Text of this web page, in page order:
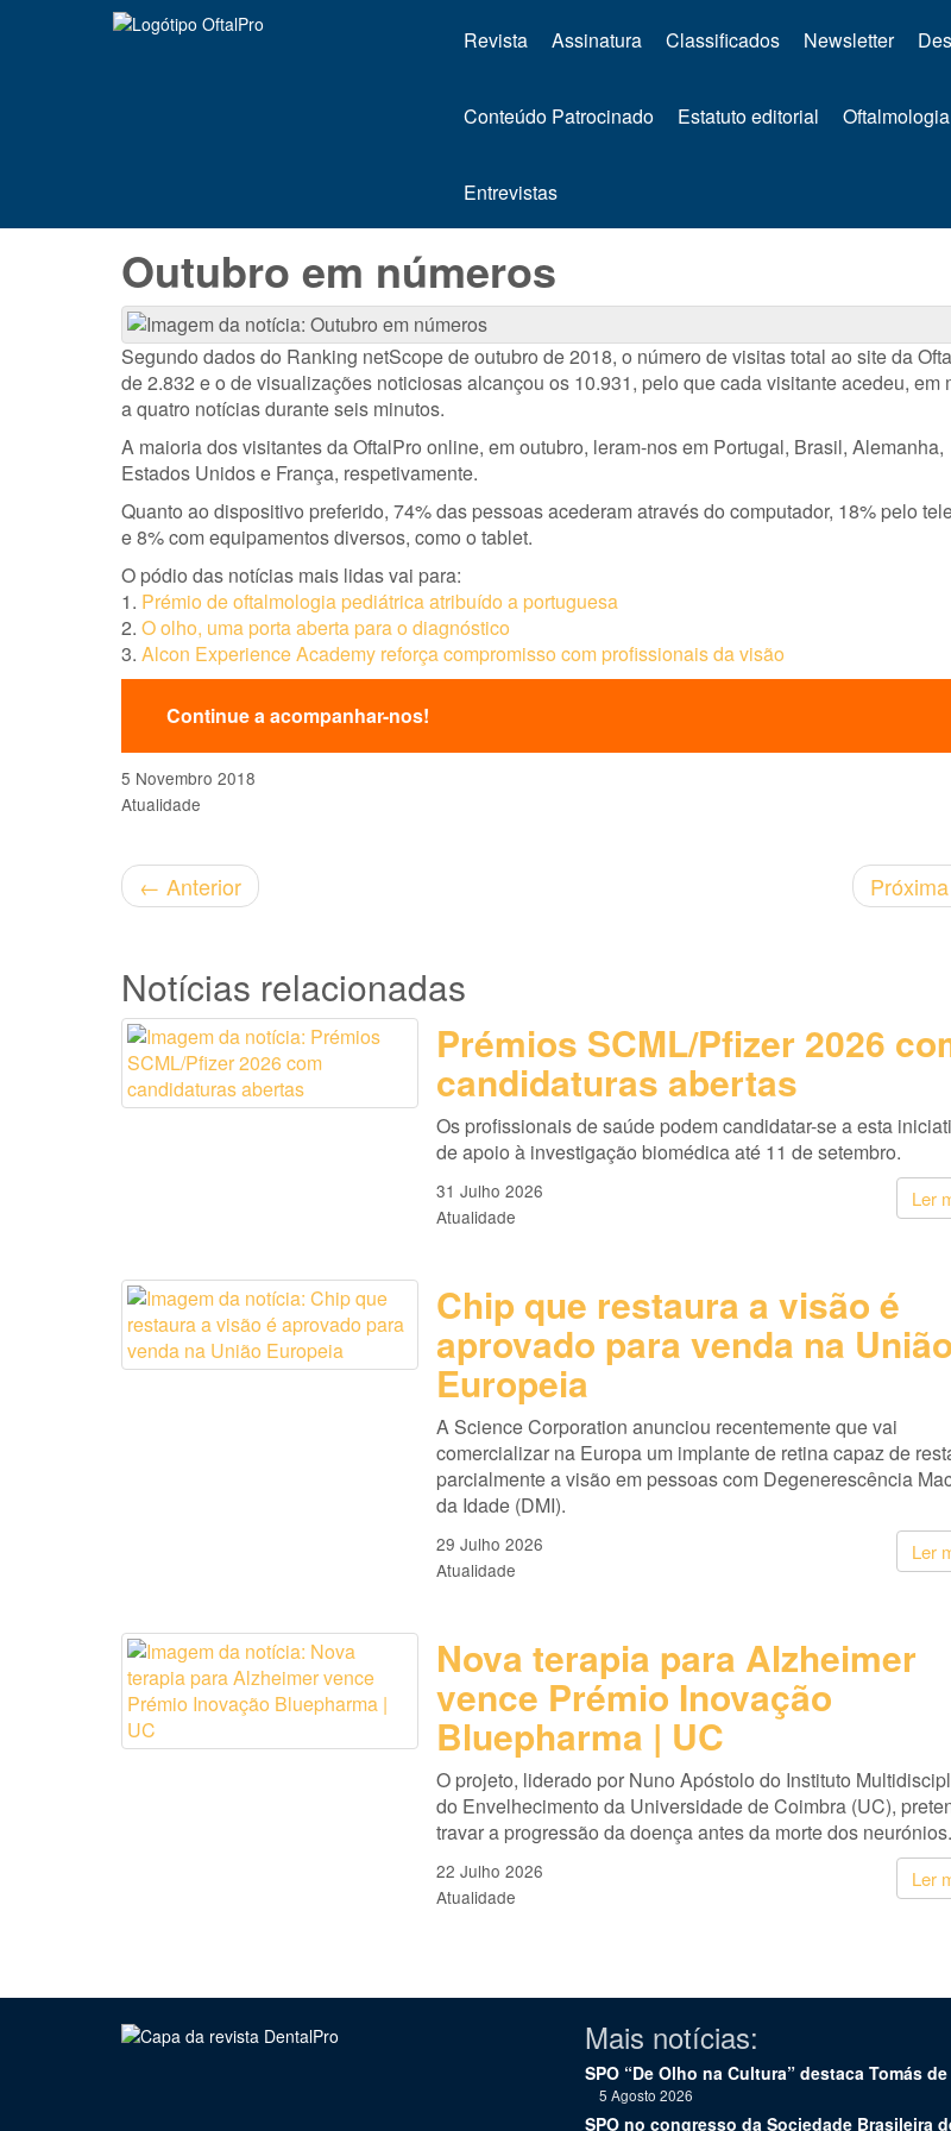
Revista Assinatura Classificados Newsletter
Conteúdo Patrocinado Estatuto editorial Oftalmologia
Entrevistas
Outubro em números
Segundo dados do Ranking netScope de outubro de 2018, o número de visitas total ao site da
de 2.832 e o de visualizações noticiosas alcançou os 10.931, pelo que cada visitante acedeu, em
a quatro notícias durante seis minutos.
A maioria dos visitantes da OftalPro online, em outubro, leram-nos em Portugal, Brasil, Alemanha,
Estados Unidos e França, respetivamente.
Quanto ao dispositivo preferido, 74% das pessoas acederam através do computador, 18% pelo
e 8% com equipamentos diversos, como o tablet.
O pódio das notícias mais lidas vai para:
1. Prémio de oftalmologia pediátrica atribuído a portuguesa
2. O olho, uma porta aberta para o diagnóstico
3. Alcon Experience Academy reforça compromisso com profissionais da visão
Continue a acompanhar-nos!
5 Novembro 2018
Atualidade
← Anterior Próxima
Notícias relacionadas
Prémios SCML/Pfizer 2026
candidaturas abertas
Os profissionais de saúde podem candidatar-se a esta
de apoio à investigação biomédica até 11 de setembro.
Ler
31 Julho 2026
Atualidade
Chip que restaura a visão é
aprovado para venda na União
Europeia
A Science Corporation anunciou recentemente que vai
comercializar na Europa um implante de retina capaz de
parcialmente a visão em pessoas com Degenerescência
da Idade (DMI).
Ler
29 Julho 2026
Atualidade
Nova terapia para Alzheimer
vence Prémio Inovação
Bluepharma | UC
O projeto, liderado por Nuno Apóstolo do Instituto
do Envelhecimento da Universidade de Coimbra (UC),
travar a progressão da doença antes da morte dos neurónios.
Ler
22 Julho 2026
Atualidade
Clique para ler Mais notícias:
SPO “De Olho na Cultura” destaca Tomás
5 Agosto 2026
SPO no congresso da Sociedade Brasileira